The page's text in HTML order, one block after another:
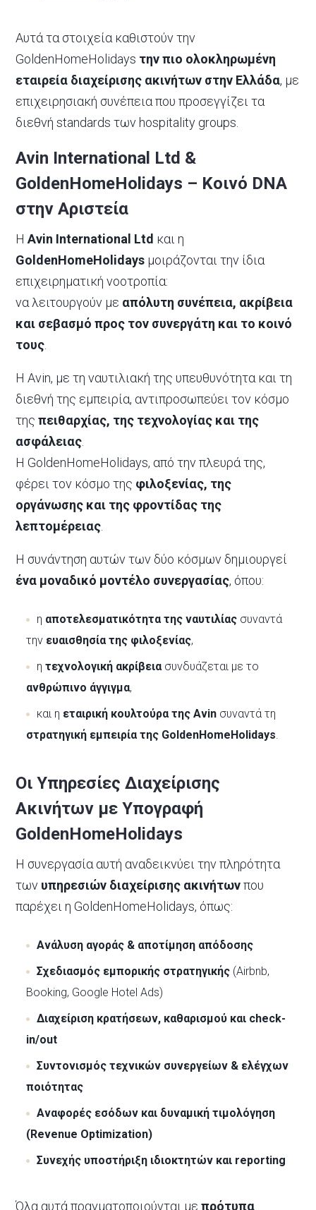
Αυτά τα στοιχεία καθιστούν την
GoldenHomeHolidays την πιο ολοκληρωμένη
εταιρεία διαχείρισης ακινήτων στην Ελλάδα, με
επιχειρησιακή συνέπεια που προσεγγίζει τα
διεθνή standards των hospitality groups.
Avin International Ltd &
GoldenHomeHolidays – Κοινό DNA
στην Αριστεία
ΗAvin International Ltd και η
GoldenHomeHolidays μοιράζονται την ίδια
επιχειρηματική νοοτροπία:
να λειτουργούν με απόλυτη συνέπεια, ακρίβεια
και σεβασμό προς τον συνεργάτη και το κοινό
τους.
Η Avin, με τη ναυτιλιακή της υπευθυνότητα και τη
διεθνή της εμπειρία, αντιπροσωπεύει τον κόσμο
τηςπειθαρχίας, της τεχνολογίας και της
ασφάλειας.
Η GoldenHomeHolidays, από την πλευρά της,
φέρει τον κόσμο της φιλοξενίας, της
οργάνωσης και της φροντίδας της
λεπτομέρειας.
Η συνάντηση αυτών των δύο κόσμων δημιουργεί
ένα μοναδικό μοντέλο συνεργασίας, όπου:
η αποτελεσματικότητα της ναυτιλίας συναντά
την ευαισθησία της φιλοξενίας,
ητεχνολογική ακρίβειασυνδυάζεται με το
ανθρώπινο άγγιγμα,
και η εταιρική κουλτούρα της Avin συναντά τη
στρατηγική εμπειρία της GoldenHomeHolidays.
Οι Υπηρεσίες Διαχείρισης
Ακινήτων με Υπογραφή
GoldenHomeHolidays
Η συνεργασία αυτή αναδεικνύει την πληρότητα
των υπηρεσιών διαχείρισης ακινήτωνπου
παρέχει η GoldenHomeHolidays, όπως:
Ανάλυση αγοράς & αποτίμηση απόδοσης
Σχεδιασμός εμπορικής στρατηγικής (Airbnb,
Booking, Google Hotel Ads)
Διαχείριση κρατήσεων, καθαρισμού και check-
in/out
Συντονισμός τεχνικών συνεργείων & ελέγχων
ποιότητας
Αναφορές εσόδων και δυναμική τιμολόγηση
(Revenue Optimization)
Συνεχής υποστήριξη ιδιοκτητών και reporting
Όλα αυτά πραγματοποιούνται μεπρότυπα